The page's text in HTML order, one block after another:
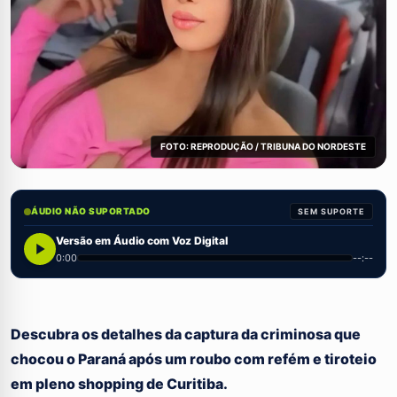
FOTO: REPRODUÇÃO / TRIBUNA DO NORDESTE
ÁUDIO NÃO SUPORTADO SEM SUPORTE
Versão em Áudio com Voz Digital
0:00 --:--
Descubra os detalhes da captura da criminosa que
chocou o Paraná após um roubo com refém e tiroteio
em pleno shopping de Curitiba.